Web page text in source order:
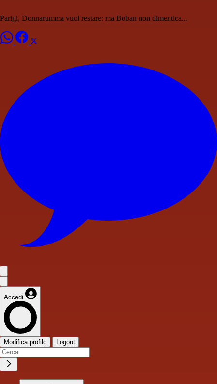
Parigi, Donnarumma vuol restare: ma Boban non dimentica...
Accedi
Modifica profilo Logout